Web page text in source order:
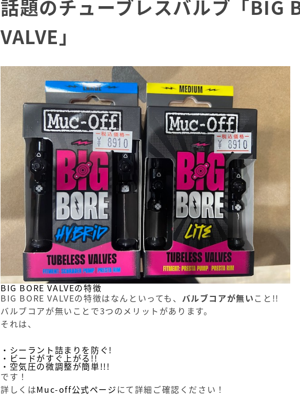
話題のチューブレスバルブ「BIG
VALVE」
BIG BORE VALVEの特徴
BIG BORE VALVEの特徴はなんといっても、 バルブコアが無いこと!!
バルブコアが無いことで3つのメリットがあります。
それは、
・シーラント詰まりを防ぐ!
・ビードがすぐ上がる!!
・空気圧の微調整が簡単!!!
です！
詳しくはMuc-off公式ページ にて詳細ご確認ください！